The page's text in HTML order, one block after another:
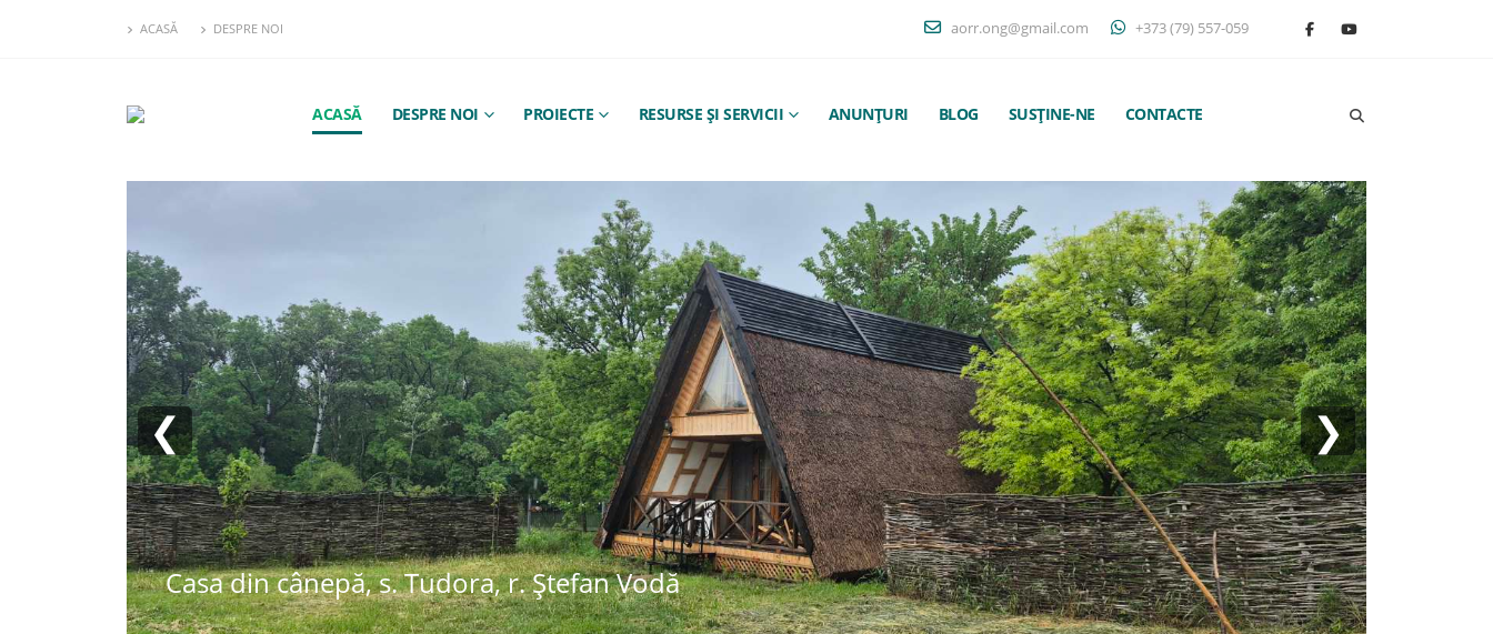
ACASĂ DESPRE NOI aorr.ong@gmail.com +373 (79) 557-059
ACASĂ DESPRE NOI PROIECTE RESURSE ȘI SERVICII ANUNȚURI BLOG SUSȚINE-NE CONTACTE
Casa din cânepă, s. Tudora, r. Ștefan Vodă
❮ ❯